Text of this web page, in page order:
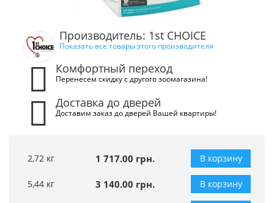
Производитель: 1st CHOICE
Показать все товары этого производителя
Комфортный переход
Перенесем скидку с другого зоомагазина!
Доставка до дверей
Доставим заказ до дверей Вашей квартиры!
2,72 кг 1 717.00 грн. В корзину
5,44 кг 3 140.00 грн. В корзину